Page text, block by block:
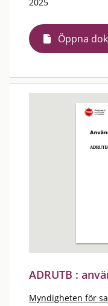
Öppna
ADRUTB :
Myndigheten för